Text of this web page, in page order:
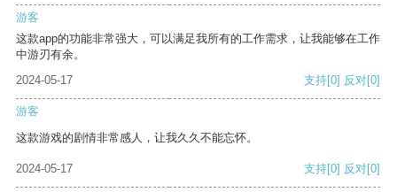
游客
这款app的功能非常强大，可以满足我所有的工作需求，让我能够在工作
中游刃有余。
2024-05-17
支持[0] 反对[0]
游客
这款游戏的剧情非常感人，让我久久不能忘怀。
2024-05-17 支持[0] 反对[0]